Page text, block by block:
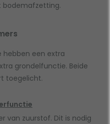
bodemafzetting.
hebben een extra
grondelfunctie. Beide
toegelicht.
van zuurstof. Dit is nodig